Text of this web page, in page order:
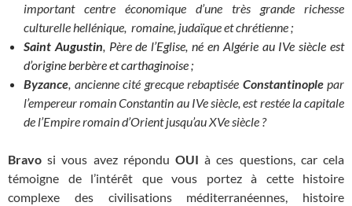
important centre économique d’une très grande richesse
culturelle hellénique, romaine, judaïque et chrétienne ;
Saint Augustin, Père de l’Eglise, né en Algérie au IVe siècle est
d’origine berbère et carthaginoise ;
Byzance, ancienne cité grecque rebaptisée Constantinoplepar
l’empereur romain Constantin au IVe siècle, est restée la capitale
de l’Empire romain d’Orient jusqu’au XVe siècle ?
Bravo si vous avez répondu OUI à ces questions, car cela
témoigne de l’intérêt que vous portez à cette histoire
complexe des civilisations méditerranéennes, histoire